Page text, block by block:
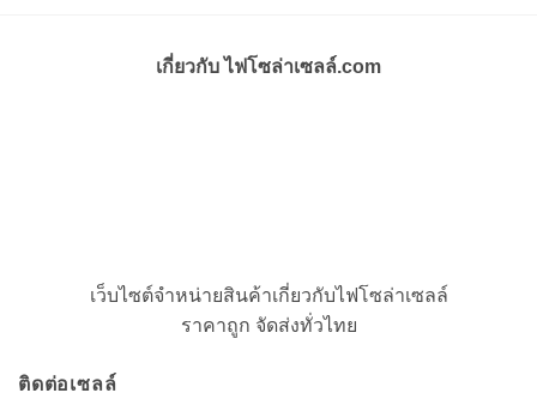
เกี่ยวกับ ไฟโซล่าเซลล์.com
เว็บไซต์จำหน่ายสินค้าเกี่ยวกับไฟโซล่าเซลล์
ราคาถูก จัดส่งทั่วไทย
ติดต่อเซลล์